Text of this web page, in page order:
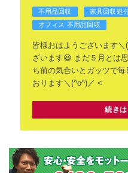
不用品回収 家具回収処
オフィス 不用品回収
皆様おはようございます＼
ざいます😃 まだ５月とは
ち前の気合いとガッツで毎
おります＼(^o^)／ <
続き